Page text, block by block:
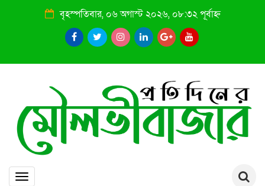
বৃহস্পতিবার, ০৬ অগাস্ট ২০২৬, ০৮:৩২ পূর্বাহ্ন
Toggle